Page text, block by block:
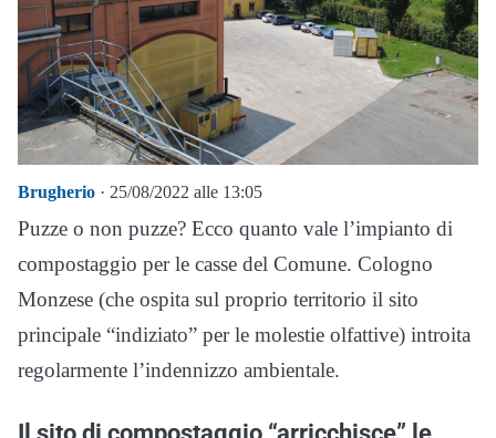
Brugherio · 25/08/2022 alle 13:05
Puzze o non puzze? Ecco quanto vale l’impianto di
compostaggio per le casse del Comune. Cologno
Monzese (che ospita sul proprio territorio il sito
principale “indiziato” per le molestie olfattive) introita
regolarmente l’indennizzo ambientale.